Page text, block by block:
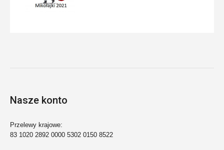
Nasze konto
Przelewy krajowe:
83 1020 2892 0000 5302 0150 8522